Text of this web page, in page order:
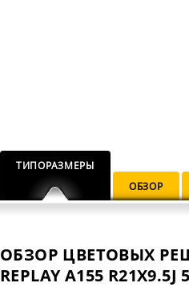
ТИПОРАЗМЕРЫ
ОБЗОР
ОБЗОР ЦВЕТОВЫХ
REPLAY A155 R21X9.5J